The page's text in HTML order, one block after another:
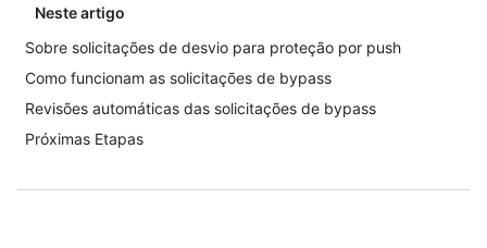
Neste artigo
Sobre solicitações de desvio para proteção por push
Como funcionam as solicitações de bypass
Revisões automáticas das solicitações de bypass
Próximas Etapas